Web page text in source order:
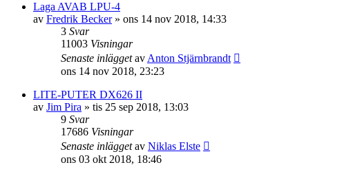
Laga AVAB LPU-4
av Fredrik Becker» ons 14 nov 2018, 14:33
3 Svar
11003 Visningar
Senaste inläggetav Anton Stjärnbrandt
ons 14 nov 2018, 23:23
LITE-PUTER DX626 II
av Jim Pira » tis 25 sep 2018, 13:03
9 Svar
17686 Visningar
Senaste inläggetav Niklas Elste
ons 03 okt 2018, 18:46